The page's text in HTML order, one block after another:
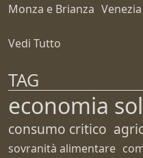
Monza e Brianza Venezia
Vedi Tutto
TAG
economia
consumo critico
sovranità alimentare